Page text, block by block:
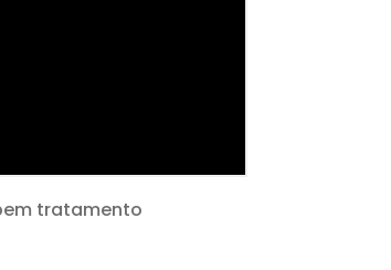
tratamento